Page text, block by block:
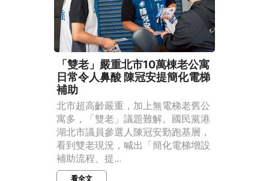
「雙老」嚴重北市10萬棟老公寓
日常令人鼻酸 陳冠安提簡化電梯
補助
北市超高齡嚴重，加上無電梯老舊公
寓多，「雙老」議題難解。國民黨港
湖北市議員參選人陳冠安勤跑基層，
看到雙老現況，喊出「簡化電梯增設
補助流程、提...
看全文